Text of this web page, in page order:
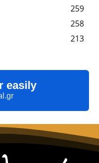
259
258
213
easily